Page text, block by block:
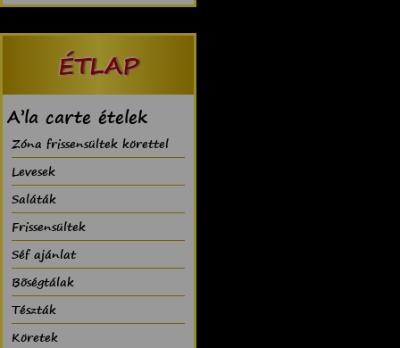
ÉTLAP
A’la carte ételek
Zóna frissensültek körettel
Levesek
Saláták
Frissensültek
Séf ajánlat
Bõségtálak
Tészták
Köretek